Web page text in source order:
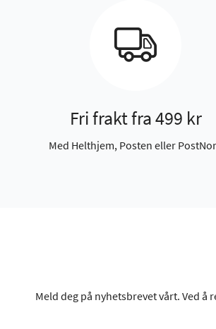
Fri frakt fra 499 kr
Med Helthjem, Posten eller
Meld deg på nyhetsbrevet vårt. Ved